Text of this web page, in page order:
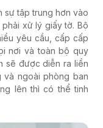
sự tập trung hơn vào
xử lý giấy tờ. Bộ
yêu cầu, cấp cấp
nơi và toàn bộ quy
sẽ được diễn ra liền
và ngoài phòng ban
lên thì có thể tinh